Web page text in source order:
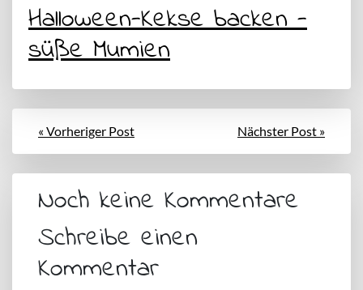
Halloween-Kekse backen -
süße Mumien
« Vorheriger Post Nächster Post »
Noch keine Kommentare
Schreibe einen
Kommentar